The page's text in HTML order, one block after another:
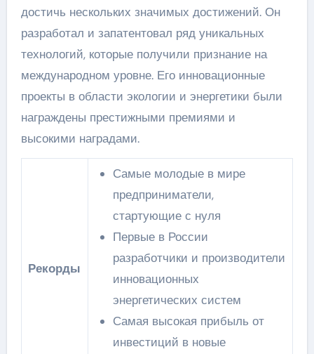
достичь нескольких значимых достижений. Он
разработал и запатентовал ряд уникальных
технологий, которые получили признание на
международном уровне. Его инновационные
проекты в области экологии и энергетики были
награждены престижными премиями и
высокими наградами.
Рекорды
Самые молодые в мире
предприниматели,
стартующие с нуля
Первые в России
разработчики и производители
инновационных
энергетических систем
Самая высокая прибыль от
инвестиций в новые